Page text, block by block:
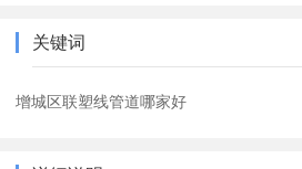
关键词
增城区联塑线管道哪家好